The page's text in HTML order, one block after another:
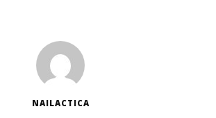
NAILACTICA